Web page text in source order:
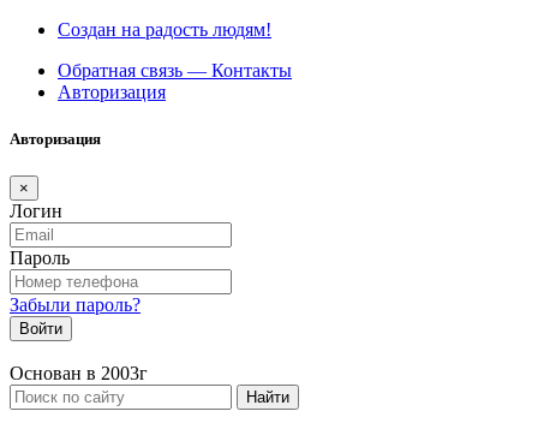
Создан на радость людям!
Обратная связь — Контакты
Авторизация
Авторизация
×
Логин
Пароль
Забыли пароль?
Войти
Основан в 2003г
Найти